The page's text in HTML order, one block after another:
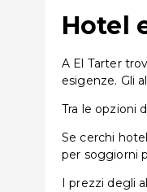
Hotel
A El Tarter
esigenze. Gli
Tra le opzioni
Se cerchi
per soggiorni
I prezzi degli